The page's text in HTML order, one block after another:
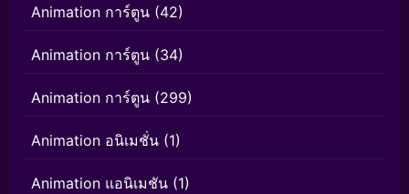
Animation การ์ตูน (42)
Animation การ์ตูน (34)
Animation การ์ตูน (299)
Animation อนิเมชั่น (1)
Animation แอนิเมชัน (1)